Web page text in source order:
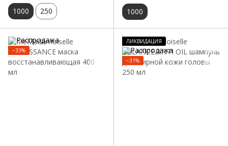
1000 250 1000
−33%
ЛИКВИДАЦИЯ
−31%